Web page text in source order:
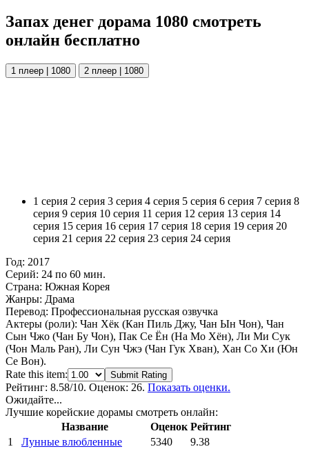
Запах денег дорама 1080 смотреть
онлайн бесплатно
1 плеер | 1080 2 плеер | 1080
1 серия 2 серия 3 серия 4 серия 5 серия 6 серия 7 серия 8
серия 9 серия 10 серия 11 серия 12 серия 13 серия 14
серия 15 серия 16 серия 17 серия 18 серия 19 серия 20
серия 21 серия 22 серия 23 серия 24 серия
Год: 2017
Серий: 24 по 60 мин.
Страна: Южная Корея
Жанры: Драма
Перевод: Профессиональная русская озвучка
Актеры (роли): Чан Хёк (Кан Пиль Джу, Чан Ын Чон), Чан
Сын Чжо (Чан Бу Чон), Пак Се Ён (На Мо Хён), Ли Ми Сук
(Чон Маль Ран), Ли Сун Чжэ (Чан Гук Хван), Хан Со Хи (Юн
Се Вон).
Rate this item:
Submit Rating
Рейтинг: 8.58/10. Оценок: 26. Показать оценки.
Ожидайте...
Лучшие корейские дорамы смотреть онлайн:
Название
Оценок Рейтинг
1
Лунные влюбленные 5340 9.38